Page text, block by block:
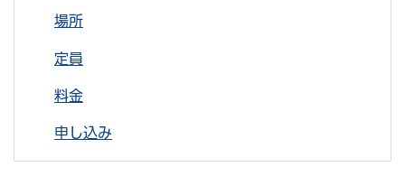
場所
定員
料金
申し込み